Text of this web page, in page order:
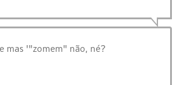
mas '"zomem" não, né?